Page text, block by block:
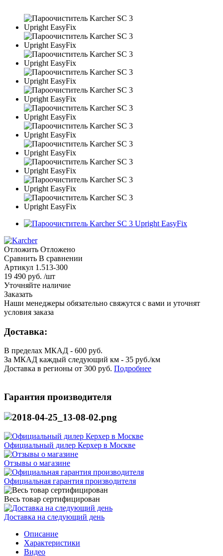
Отложить Отложено
Сравнить В сравнении
Артикул 1.513-300
19 490 руб. /шт
Уточняйте наличие
Заказать
Наши менеджеры обязательно свяжутся с вами и уточнят
условия заказа
Доставка:
В пределах МКАД - 600 руб.
За МКАД каждый следующий км - 35 руб./км
Доставка в регионы от 300 руб. Подробнее
Гарантия производителя
Официальный дилер Керхер в Москве
Отзывы о магазине
Официальная гарантия производителя
Весь товар сертифицирован
Доставка на следующий день
Описание
Характеристики
Видео